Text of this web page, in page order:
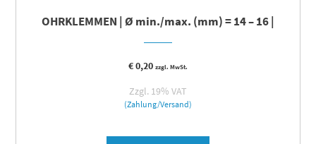
OHRKLEMMEN | Ø min./max. (mm) = 14 – 16 |
€0,20 zzgl. MwSt.
Zzgl. 19% VAT
(Zahlung/Versand)